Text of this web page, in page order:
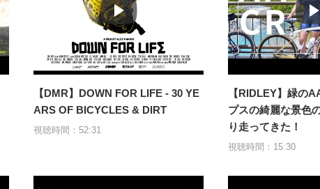
【DMR】DOWN FOR LIFE - 30 YE
ARS OF BICYCLES & DIRT
視聴時間：52:31
【RIDLEY】緑の
プスの綺麗な景色
り走ってきた！
視聴時間：15:30